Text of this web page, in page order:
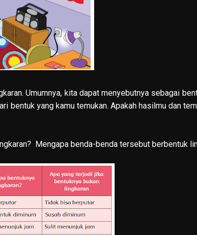
Umumnya, kita dapat menyebutnya sebagai
bentuk yang kamu temukan. Apakah hasilmu dan
Mengapa benda-benda tersebut berbentuk